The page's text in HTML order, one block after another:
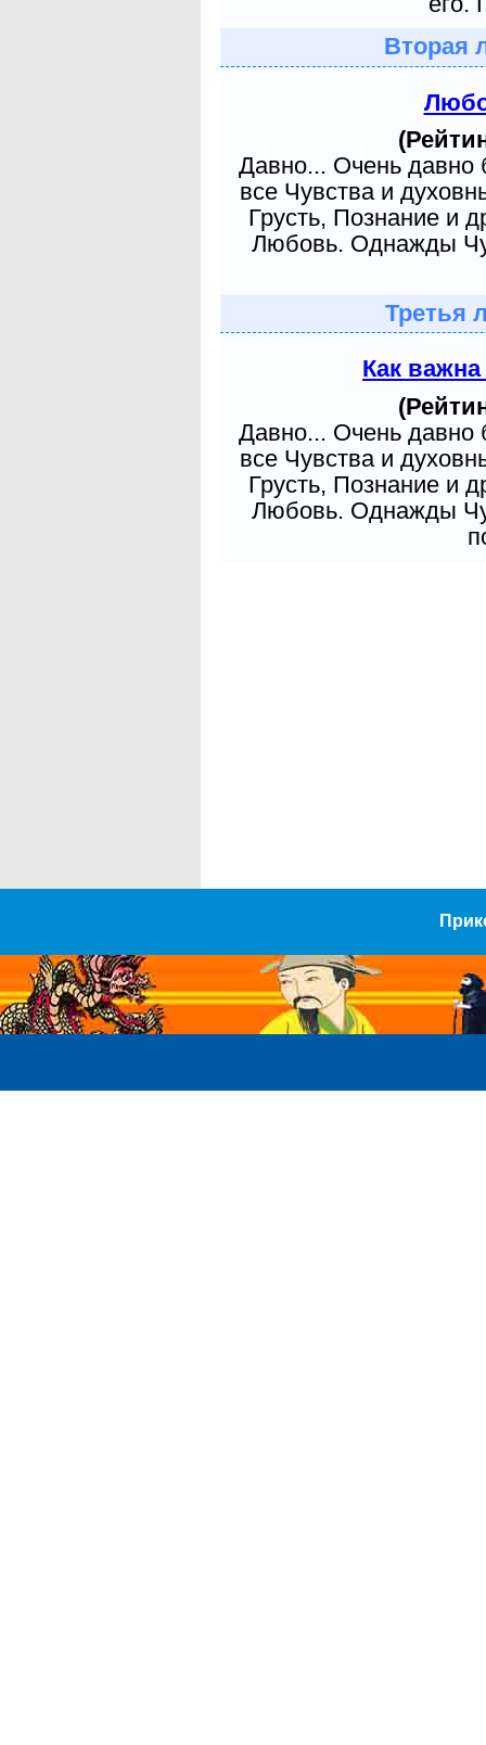
Вторая
Давно... Очень давно
все Чувства и
Грусть, Познание и
Любовь. Однажды
Третья
Как
Давно... Очень давно
все Чувства и
Грусть, Познание и
Любовь. Однажды